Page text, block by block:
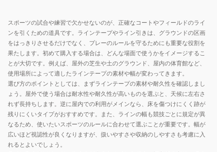
スポーツの試合や練習で欠かせないのが、正確なコートやフィールドのライ
ンを引くための道具です。ラインテープやライン引きは、グラウンドの区画
をはっきりさせるだけでなく、プレーのルールを守るためにも重要な役割を
果たします。初めて購入する場合は、どんな場面で使うかをイメージするこ
とが大切です。例えば、屋外の芝生や土のグラウンド、屋内の体育館など、
使用場所によって適したラインテープの素材や幅が変わってきます。
選び方のポイントとしては、まずラインテープの素材や耐久性を確認しまし
ょう。屋外で使う場合は耐水性や耐久性が高いものを選ぶと、天候に左右さ
れず長持ちします。逆に屋内での利用がメインなら、床を傷つけにくく跡が
残りにくいタイプがおすすめです。また、ラインの幅も競技ごとに規定が異
なるため、使いたいスポーツのルールに合わせて選ぶことが重要です。幅が
広いほど視認性が良くなりますが、扱いやすさや収納のしやすさも考慮に入
れるとよいでしょう。